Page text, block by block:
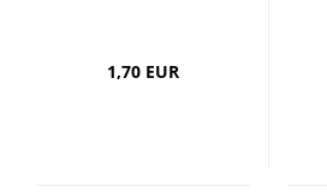
1,70 EUR